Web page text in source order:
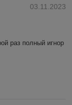
03.11.2023
раз полный игнор